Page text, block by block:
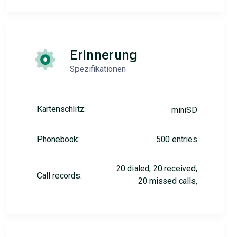
Erinnerung
Spezifikationen
Kartenschlitz: miniSD
Phonebook: 500 entries
Call records:
20 dialed, 20 received,
20 missed calls,